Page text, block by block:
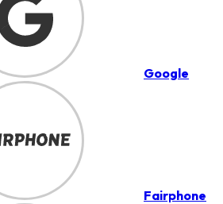
Google
Fairphone